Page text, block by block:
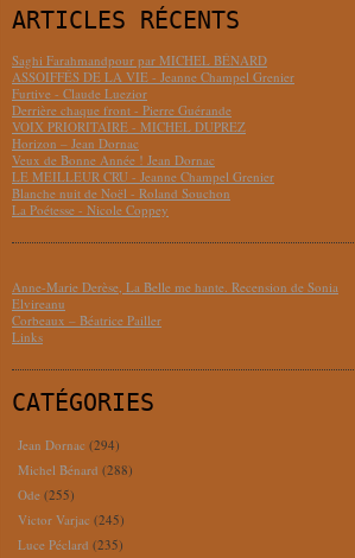
ARTICLES RÉCENTS
Saghi Farahmandpour par MICHEL BÉNARD
ASSOIFFÉS DE LA VIE - Jeanne Champel Grenier
Furtive - Claude Luezior
Derrière chaque front - Pierre Guérande
VOIX PRIORITAIRE - MICHEL DUPREZ
Horizon – Jean Dornac
Veux de Bonne Année ! Jean Dornac
LE MEILLEUR CRU - Jeanne Champel Grenier
Blanche nuit de Noël - Roland Souchon
La Poétesse - Nicole Coppey
Anne-Marie Derèse, La Belle me hante. Recension de Sonia
Elvireanu
Corbeaux – Béatrice Pailler
Links
CATÉGORIES
Jean Dornac (294)
Michel Bénard (288)
Ode (255)
Victor Varjac (245)
Luce Péclard (235)